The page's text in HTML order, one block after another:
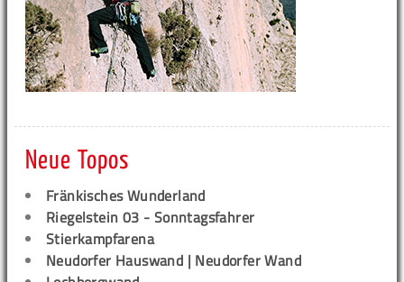
Neue Topos
Fränkisches Wunderland
Riegelstein 03 - Sonntagsfahrer
Stierkampfarena
Neudorfer Hauswand | Neudorfer Wand